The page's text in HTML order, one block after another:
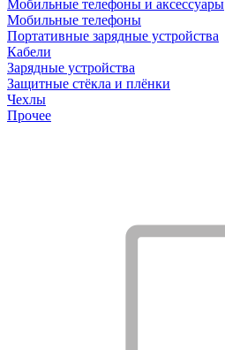
Мобильные телефоны и аксессуары
Мобильные телефоны
Портативные зарядные устройства
Кабели
Зарядные устройства
Защитные стёкла и плёнки
Чехлы
Прочее